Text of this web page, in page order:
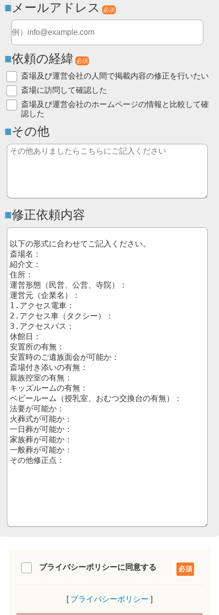
メールアドレス 必須
依頼の経緯 必須
斎場及び運営会社の人間で掲載内容の修正を行いたい
斎場に訪問して確認した
斎場及び運営会社のホームページの情報と比較して確
認した
その他
修正依頼内容
プライバシーポリシーに同意する
プライバシーポリシー